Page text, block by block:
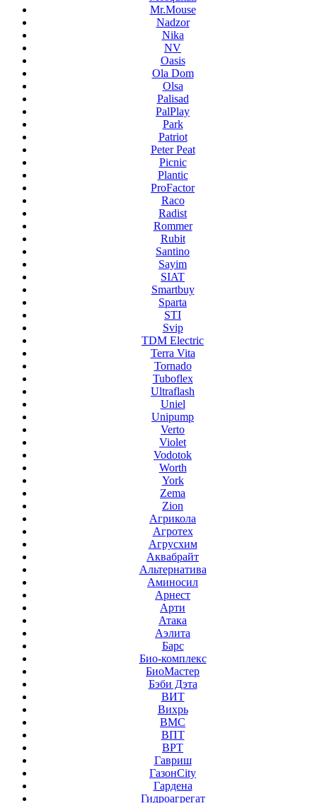
Mr.Mouse
Nadzor
Nika
NV
Oasis
Ola Dom
Olsa
Palisad
PalPlay
Park
Patriot
Peter Peat
Picnic
Plantic
ProFactor
Raco
Radist
Rommer
Rubit
Santino
Sayim
SIAT
Smartbuy
Sparta
STI
Svip
TDM Electric
Terra Vita
Tornado
Tuboflex
Ultraflash
Uniel
Unipump
Verto
Violet
Vodotok
Worth
York
Zema
Zion
Агрикола
Агротех
Агрусхим
Аквабрайт
Альтернатива
Аминосил
Арнест
Арти
Атака
Аэлита
Барс
Био-комплекс
БиоМастер
Бэби Дэта
ВИТ
Вихрь
ВМС
ВПТ
ВРТ
Гавриш
ГазонCity
Гардена
Гидроагрегат